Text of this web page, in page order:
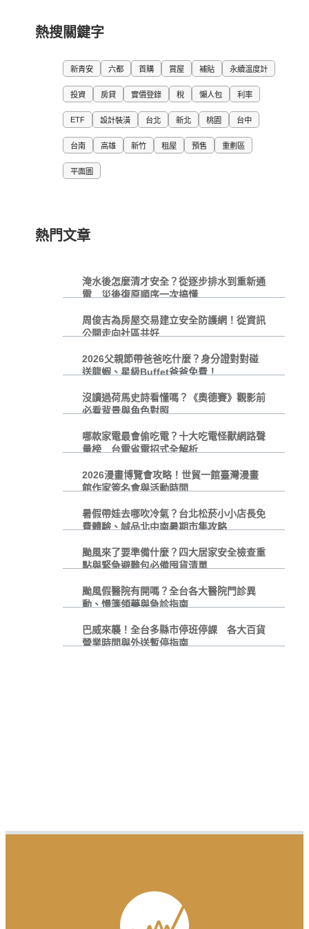
熱搜關鍵字
新青安 六都 首購 賞屋 補貼 永續溫度計
投資 房貸 實價登錄 稅 懶人包 利率
ETF 設計裝潢 台北 新北 桃園 台中
台南 高雄 新竹 租屋 預售 重劃區
平面圖
熱門文章
淹水後怎麼清才安全？從逐步排水到重新通
電 災後復原順序一次搞懂
周俊吉為房屋交易建立安全防護網！從資訊
公開走向社區共好
2026父親節帶爸爸吃什麼？身分證對對碰
送龍蝦、星級Buffet爸爸免費！
沒讀過荷馬史詩看懂嗎？《奧德賽》觀影前
必看背景與角色對照
哪款家電最會偷吃電？十大吃電怪獸網路聲
量榜 台電省電招式全解析
2026漫畫博覽會攻略！世貿一館臺灣漫畫
館作家簽名會與活動時間
暑假帶娃去哪吹冷氣？台北松菸小小店長免
費體驗、誠品北中南暑期市集攻略
颱風來了要準備什麼？四大居家安全檢查重
點與緊急避難包必備囤貨清單
颱風假醫院有開嗎？全台各大醫院門診異
動、慢箋領藥與急診指南
巴威來襲！全台多縣市停班停課 各大百貨
營業時間與外送暫停指南